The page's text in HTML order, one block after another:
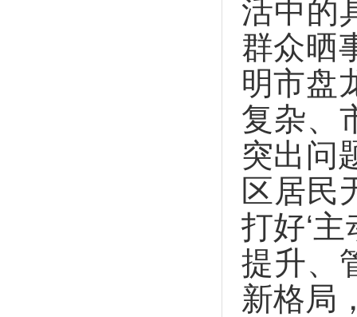
活中的
群众晒
明市盘
复杂、
突出问
区居民
打好‘
提升、
新格局